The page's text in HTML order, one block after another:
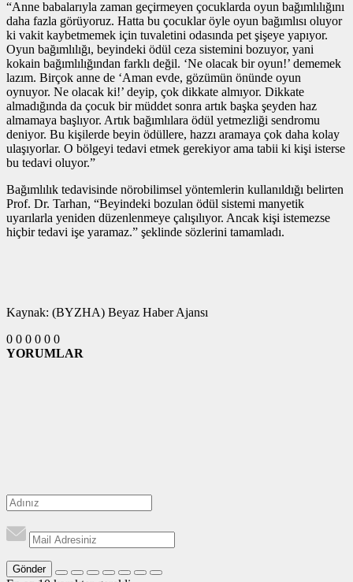
“Anne babalarıyla zaman geçirmeyen çocuklarda oyun bağımlılığını
daha fazla görüyoruz. Hatta bu çocuklar öyle oyun bağımlısı oluyor
ki vakit kaybetmemek için tuvaletini odasında pet şişeye yapıyor.
Oyun bağımlılığı, beyindeki ödül ceza sistemini bozuyor, yani
kokain bağımlılığından farklı değil. ‘Ne olacak bir oyun!’ dememek
lazım. Birçok anne de ‘Aman evde, gözümün önünde oyun
oynuyor. Ne olacak ki!’ deyip, çok dikkate almıyor. Dikkate
almadığında da çocuk bir müddet sonra artık başka şeyden haz
almamaya başlıyor. Artık bağımlılara ödül yetmezliği sendromu
deniyor. Bu kişilerde beyin ödüllere, hazzı aramaya çok daha kolay
ulaşıyorlar. O bölgeyi tedavi etmek gerekiyor ama tabii ki kişi isterse
bu tedavi oluyor.”
Bağımlılık tedavisinde nörobilimsel yöntemlerin kullanıldığı belirten
Prof. Dr. Tarhan, “Beyindeki bozulan ödül sistemi manyetik
uyarılarla yeniden düzenlenmeye çalışılıyor. Ancak kişi istemezse
hiçbir tedavi işe yaramaz.” şeklinde sözlerini tamamladı.
Kaynak: (BYZHA) Beyaz Haber Ajansı
0 0 0 0 0 0
YORUMLAR
Gönder